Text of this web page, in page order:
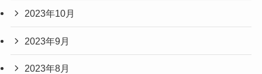
2023年10月
2023年9月
2023年8月